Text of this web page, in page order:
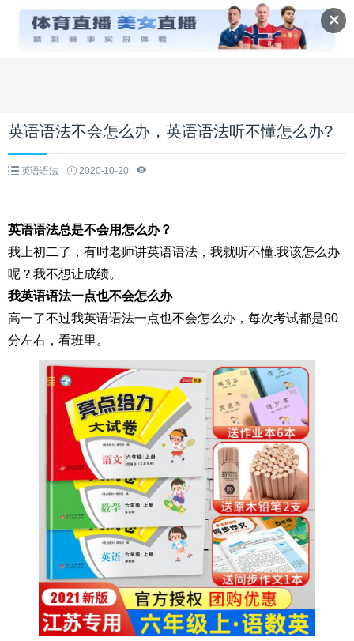
✕
英语语法不会怎么办，英语语法听不懂怎么办?
英语语法 2020-10-20
英语语法总是不会用怎么办？
我上初二了，有时老师讲英语语法，我就听不懂.我该怎么办
呢？我不想让成绩。
我英语语法一点也不会怎么办
高一了不过我英语语法一点也不会怎么办，每次考试都是90
分左右，看班里。